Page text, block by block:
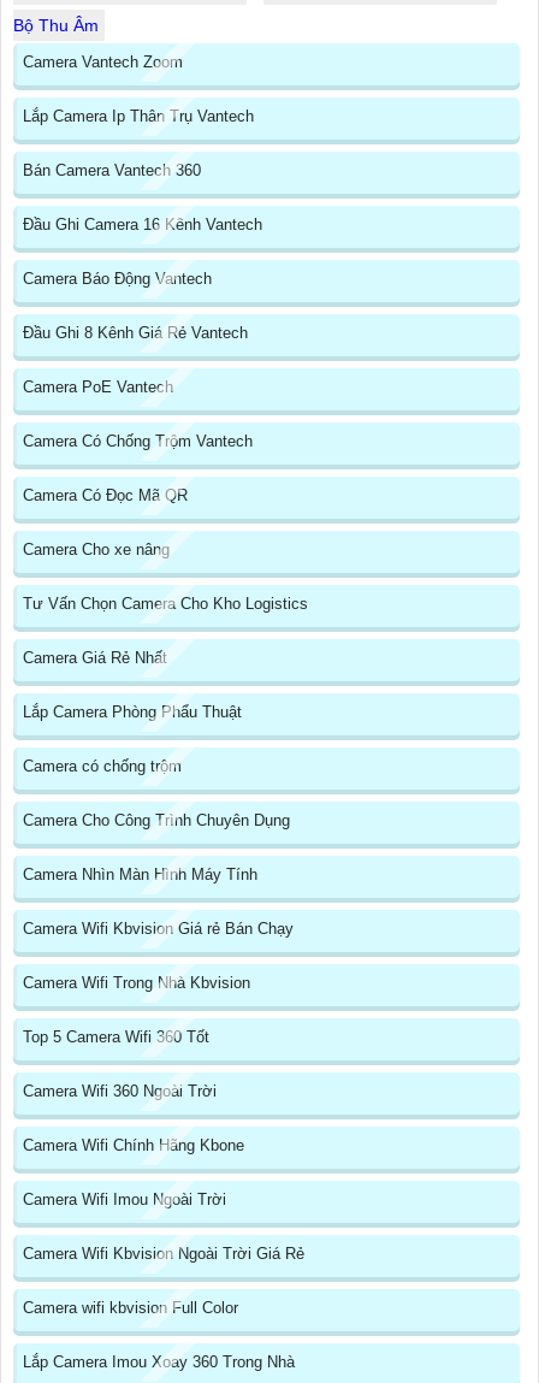
Bộ Thu Âm
Camera Vantech Zoom
Lắp Camera Ip Thân Trụ Vantech
Bán Camera Vantech 360
Đầu Ghi Camera 16 Kênh Vantech
Camera Báo Động Vantech
Đầu Ghi 8 Kênh Giá Rẻ Vantech
Camera PoE Vantech
Camera Có Chống Trộm Vantech
Camera Có Đọc Mã QR
Camera Cho xe nâng
Tư Vấn Chọn Camera Cho Kho Logistics
Camera Giá Rẻ Nhất
Lắp Camera Phòng Phẩu Thuật
Camera có chống trộm
Camera Cho Công Trình Chuyên Dụng
Camera Nhìn Màn Hình Máy Tính
Camera Wifi Kbvision Giá rẻ Bán Chạy
Camera Wifi Trong Nhà Kbvision
Top 5 Camera Wifi 360 Tốt
Camera Wifi 360 Ngoài Trời
Camera Wifi Chính Hãng Kbone
Camera Wifi Imou Ngoài Trời
Camera Wifi Kbvision Ngoài Trời Giá Rẻ
Camera wifi kbvision Full Color
Lắp Camera Imou Xoay 360 Trong Nhà